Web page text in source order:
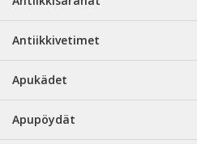
Antiikkivetimet
Apukädet
Apupöydät